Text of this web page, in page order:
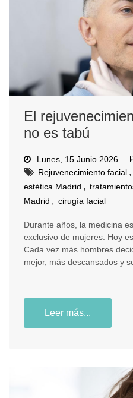
El
no es tabú
Lunes, 15 Junio 2026
Rejuvenecimiento facial ,
estética Madrid ,
Madrid , cirugía facial
Durante años, la medicina
exclusivo de mujeres. Hoy
Cada vez más hombres
mejor, más descansados y
Leer más...